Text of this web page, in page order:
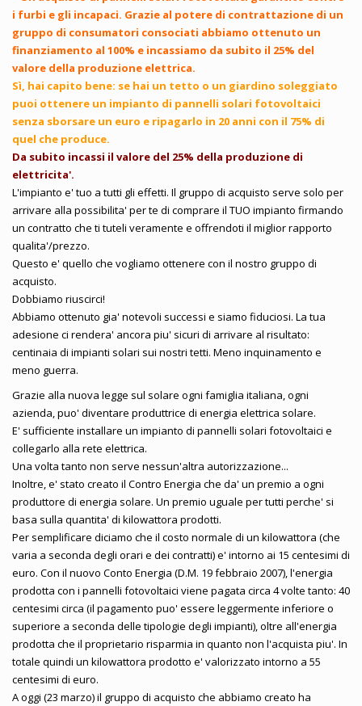
i furbi e gli incapaci. Grazie al potere di contrattazione di un
gruppo di consumatori consociati abbiamo ottenuto un
finanziamento al 100% e incassiamo da subito il 25% del
valore della produzione elettrica.
Sì, hai capito bene: se hai un tetto o un giardino soleggiato
puoi ottenere un impianto di pannelli solari fotovoltaici
senza sborsare un euro e ripagarlo in 20 anni con il 75% di
quel che produce.
Da subito incassi il valore del 25% della produzione di
elettricita'.
L'impianto e' tuo a tutti gli effetti. Il gruppo di acquisto serve solo per
arrivare alla possibilita' per te di comprare il TUO impianto firmando
un contratto che ti tuteli veramente e offrendoti il miglior rapporto
qualita'/prezzo.
Questo e' quello che vogliamo ottenere con il nostro gruppo di
acquisto.
Dobbiamo riuscirci!
Abbiamo ottenuto gia' notevoli successi e siamo fiduciosi. La tua
adesione ci rendera' ancora piu' sicuri di arrivare al risultato:
centinaia di impianti solari sui nostri tetti. Meno inquinamento e
meno guerra.
Grazie alla nuova legge sul solare ogni famiglia italiana, ogni
azienda, puo' diventare produttrice di energia elettrica solare.
E' sufficiente installare un impianto di pannelli solari fotovoltaici e
collegarlo alla rete elettrica.
Una volta tanto non serve nessun'altra autorizzazione...
Inoltre, e' stato creato il Contro Energia che da' un premio a ogni
produttore di energia solare. Un premio uguale per tutti perche' si
basa sulla quantita' di kilowattora prodotti.
Per semplificare diciamo che il costo normale di un kilowattora (che
varia a seconda degli orari e dei contratti) e' intorno ai 15 centesimi di
euro. Con il nuovo Conto Energia (D.M. 19 febbraio 2007), l'energia
prodotta con i pannelli fotovoltaici viene pagata circa 4 volte tanto: 40
centesimi circa (il pagamento puo' essere leggermente inferiore o
superiore a seconda delle tipologie degli impianti), oltre all'energia
prodotta che il proprietario risparmia in quanto non l'acquista piu'. In
totale quindi un kilowattora prodotto e' valorizzato intorno a 55
centesimi di euro.
A oggi (23 marzo) il gruppo di acquisto che abbiamo creato ha